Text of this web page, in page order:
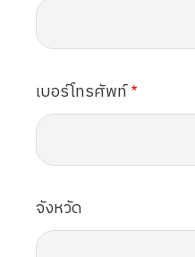
เบอร์โทรศัพท์
จังหวัด